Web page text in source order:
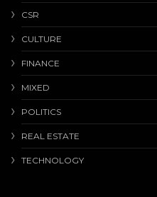
CSR
CULTURE
FINANCE
MIXED
POLITICS
REAL ESTATE
TECHNOLOGY